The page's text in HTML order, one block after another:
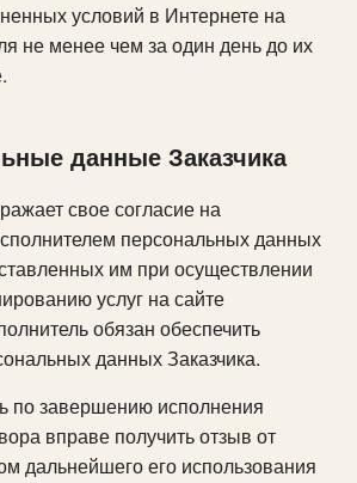
условий в Интернете на
не менее чем за один день до их
данные Заказчика
свое согласие на
персональных данных
им при осуществлении
услуг на сайте
обязан обеспечить
данных Заказчика.
по завершению исполнения
вправе получить отзыв от
дальнейшего его использования